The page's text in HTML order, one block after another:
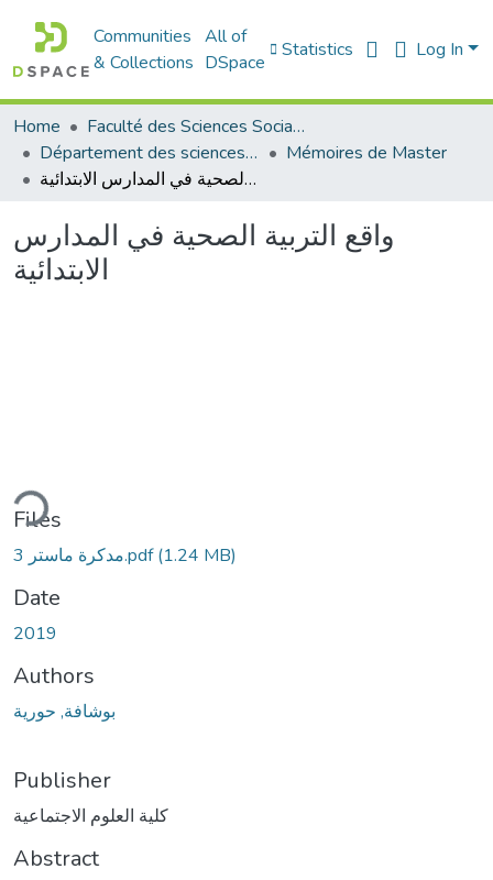
Communities
& Collections
All of
DSpace
Statistics Log In
Home
Faculté des Sciences Sociales
Département des sciences sociales
Mémoires de Master
واقع التربية الصحية في المدارس الابتدائية
واقع التربية الصحية في المدارس
الابتدائية
Files
مدكرة ماستر 3.pdf(1.24 MB)
Date
2019
Authors
بوشافة, حورية
Publisher
كلية العلوم الاجتماعية
Abstract